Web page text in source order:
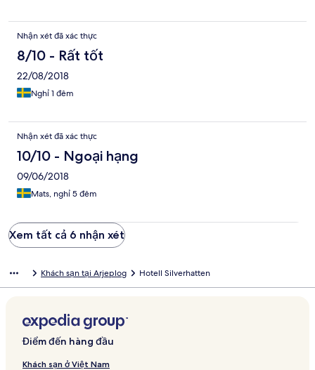
Nhận xét đã xác thực
8/10 - Rất tốt
22/08/2018
Nghỉ 1 đêm
Nhận xét đã xác thực
10/10 - Ngoại hạng
09/06/2018
Mats, nghỉ 5 đêm
Xem tất cả 6 nhận xét
Khách sạn tại Arjeplog Hotell Silverhatten
Điểm đến hàng đầu
Khách sạn ở Việt Nam